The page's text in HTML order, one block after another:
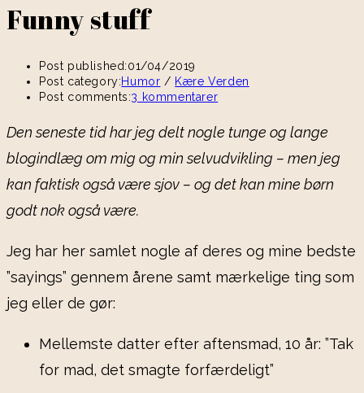
Funny stuff
Post published:01/04/2019
Post category:Humor / Kære Verden
Post comments:3 kommentarer
Den seneste tid har jeg delt nogle tunge og lange
blogindlæg om mig og min selvudvikling – men jeg
kan faktisk også være sjov – og det kan mine børn
godt nok også være.
Jeg har her samlet nogle af deres og mine bedste
”sayings” gennem årene samt mærkelige ting som
jeg eller de gør:
Mellemste datter efter aftensmad, 10 år: ”Tak
for mad, det smagte forfærdeligt”